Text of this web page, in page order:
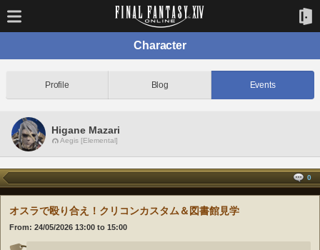
Character
Profile Blog Events
Higane Mazari
Aegis [Elemental]
0
オスラで殴り合え！クリコンカスタム＆図書館見学
From: 24/05/2026 13:00to 15:00